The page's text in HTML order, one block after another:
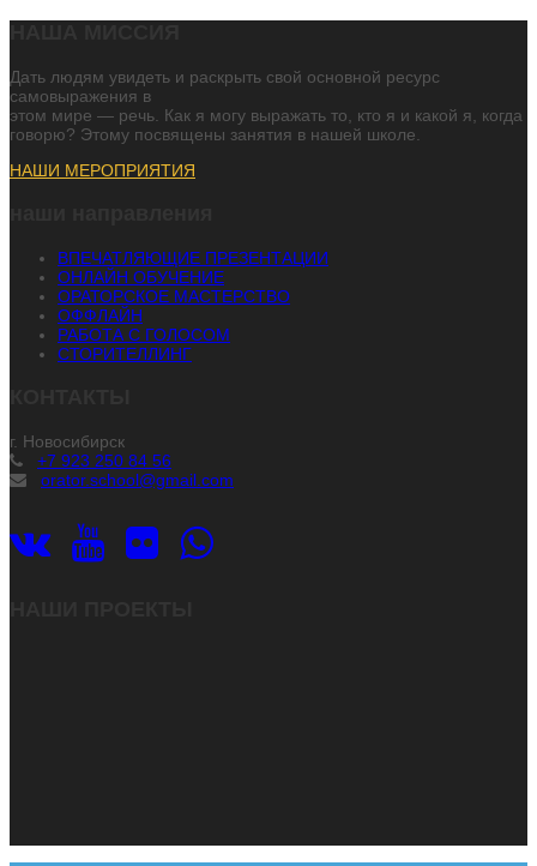
Дать людям увидеть и раскрыть свой основной ресурс
самовыражения в
этом мире — речь. Как я могу выражать то, кто я и какой я, когда
говорю? Этому посвящены занятия в нашей школе.
НАШИ МЕРОПРИЯТИЯ
ВПЕЧАТЛЯЮЩИЕ ПРЕЗЕНТАЦИИ
ОНЛАЙН ОБУЧЕНИЕ
ОРАТОРСКОЕ МАСТЕРСТВО
ОФФЛАЙН
РАБОТА С ГОЛОСОМ
СТОРИТЕЛЛИНГ
г. Новосибирск
+7 923 250 84 56
orator.school@gmail.com